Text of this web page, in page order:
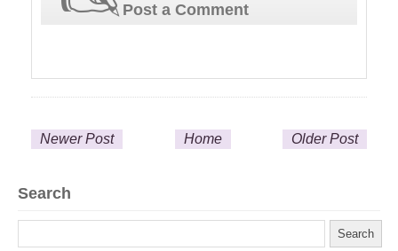
Post a Comment
Newer Post Older Post
Home
Search